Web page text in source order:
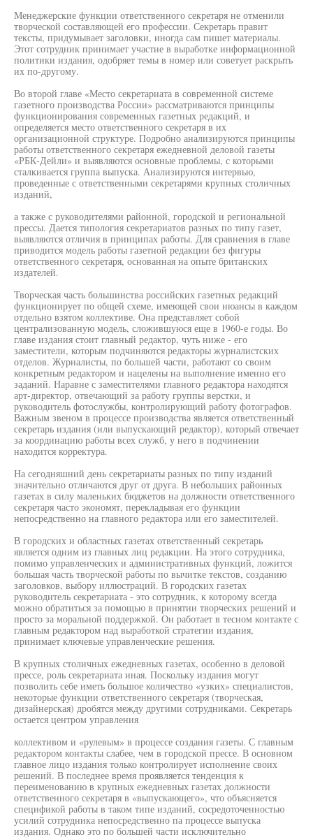
Менеджерские функции ответственного секретаря не отменили
творческой составляющей его профессии. Секретарь правит
тексты, придумывает заголовки, иногда сам пишет материалы.
Этот сотрудник принимает участие в выработке информационной
политики издания, одобряет темы в номер или советует раскрыть
их по-другому.
Во второй главе «Место секретариата в современной системе
газетного производства России» рассматриваются принципы
функционирования современных газетных редакций, и
определяется место ответственного секретаря в их
организационной структуре. Подробно анализируются принципы
работы ответственного секретаря ежедневной деловой газеты
«РБК-Дейли» и выявляются основные проблемы, с которыми
сталкивается группа выпуска. Анализируются интервью,
проведенные с ответственными секретарями крупных столичных
изданий,
а также с руководителями районной, городской и региональной
прессы. Дается типология секретариатов разных по типу газет,
выявляются отличия в принципах работы. Для сравнения в главе
приводится модель работы газетной редакции без фигуры
ответственного секретаря, основанная на опыте британских
издателей.
Творческая часть большинства российских газетных редакций
функционирует по общей схеме, имеющей свои нюансы в каждом
отдельно взятом коллективе. Она представляет собой
централизованную модель, сложившуюся еще в 1960-е годы. Во
главе издания стоит главный редактор, чуть ниже - его
заместители, которым подчиняются редакторы журналистских
отделов. Журналисты, по большей части, работают со своим
конкретным редактором и нацелены на выполнение именно его
заданий. Наравне с заместителями главного редактора находятся
арт-директор, отвечающий за работу группы верстки, и
руководитель фотослужбы, контролирующий работу фотографов.
Важным звеном в процессе производства является ответственный
секретарь издания (или выпускающий редактор), который отвечает
за координацию работы всех служб, у него в подчинении
находится корректура.
На сегодняшний день секретариаты разных по типу изданий
значительно отличаются друг от друга. В небольших районных
газетах в силу маленьких бюджетов на должности ответственного
секретаря часто экономят, перекладывая его функции
непосредственно на главного редактора или его заместителей.
В городских и областных газетах ответственный секретарь
является одним из главных лиц редакции. На этого сотрудника,
помимо управленческих и административных функций, ложится
большая часть творческой работы по вычитке текстов, созданию
заголовков, выбору иллюстраций. В городских газетах
руководитель секретариата - это сотрудник, к которому всегда
можно обратиться за помощью в принятии творческих решений и
просто за моральной поддержкой. Он работает в тесном контакте с
главным редактором над выработкой стратегии издания,
принимает ключевые управленческие решения.
В крупных столичных ежедневных газетах, особенно в деловой
прессе, роль секретариата иная. Поскольку издания могут
позволить себе иметь большое количество «узких» специалистов,
некоторые функции ответственного секретаря (творческая,
дизайнерская) дробятся между другими сотрудниками. Секретарь
остается центром управления
коллективом и «рулевым» в процессе создания газеты. С главным
редактором контакты слабее, чем в городской прессе. В основном
главное лицо издания только контролирует исполнение своих
решений. В последнее время проявляется тенденция к
переименованию в крупных ежедневных газетах должности
ответственного секретаря в «выпускающего», что объясняется
спецификой работы в таком типе изданий, сосредоточенностью
усилий сотрудника непосредственно па процессе выпуска
издания. Однако это по большей части исключительно